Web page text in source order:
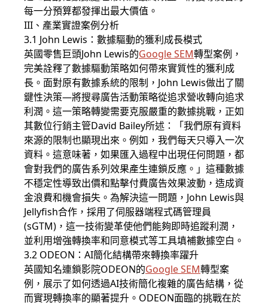
每一分預算都發揮出最大價值。
III、產業實證案例分析
3.1 John Lewis：數據驅動的獲利成長模式
英國零售巨頭John Lewis的Google SEM轉型案例，
完美詮釋了數據驅動策略如何帶來實質性的獲利成
長。面對原有數據系統的限制，John Lewis做出了關
鍵性決策—將搜尋廣告活動策略從追求營收轉向追求
利潤。這一策略轉變需要克服嚴重的數據挑戰，正如
其數位行銷主管David Bailey所述：「我們原有資料
來源的限制也顯現出來。例如，我們每天只導入一次
資料。這意味著，如果匯入過程中出現任何問題，都
會對我們的廣告系列效果產生連鎖反應。」這種數據
不穩定性導致出價和點擊付費廣告效果波動，造成資
金浪費和機會損失。為解決這一問題，John Lewis與
Jellyfish合作，採用了伺服器端程式碼管理員
(sGTM)，這一技術變革使他們能夠即時追蹤利潤，
並利用增強轉換率和同意模式等工具填補數據空白。
3.2 ODEON：AI簡化結構帶來轉換率躍升
英國知名連鎖影院ODEON的Google SEM轉型案
例，展示了如何透過AI技術簡化複雜的廣告結構，從
而實現轉換率的顯著提升。ODEON面臨的挑戰在於